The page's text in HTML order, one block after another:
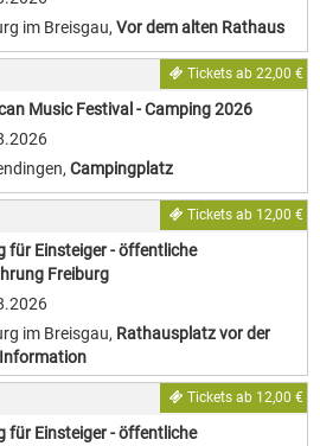
im Breisgau, Vor dem alten Rathaus
Tickets ab 22,00 €
Music Festival - Camping 2026
, Campingplatz
Tickets ab 12,00 €
für Einsteiger - öffentliche
Freiburg
im Breisgau, Rathausplatz vor der
Tickets ab 12,00 €
für Einsteiger - öffentliche